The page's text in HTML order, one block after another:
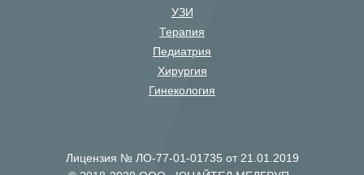
УЗИ
Терапия
Педиатрия
Хирургия
Гинекология
Лицензия № ЛО-77-01-01735 от 21.01.2019